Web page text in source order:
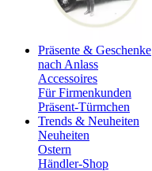
Präsente & Geschenke
nach Anlass
Accessoires
Für Firmenkunden
Präsent-Türmchen
Trends & Neuheiten
Neuheiten
Ostern
Händler-Shop